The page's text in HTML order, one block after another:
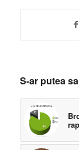
S-ar putea